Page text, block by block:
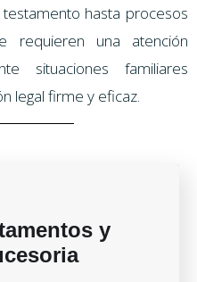
hasta procesos
requieren una atención
situaciones familiares
legal firme y eficaz.
y